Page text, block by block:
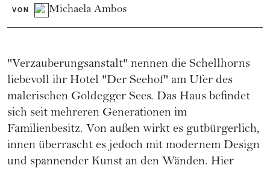
VON Michaela Ambos
"Verzauberungsanstalt" nennen die Schellhorns
liebevoll ihr Hotel "Der Seehof" am Ufer des
malerischen Goldegger Sees. Das Haus befindet
sich seit mehreren Generationen im
Familienbesitz. Von außen wirkt es gutbürgerlich,
innen überrascht es jedoch mit modernem Design
und spannender Kunst an den Wänden. Hier